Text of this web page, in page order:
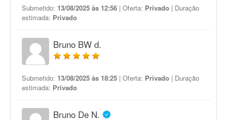
Submetido: 13/08/2025 às 12:56 | Oferta: Privado | Duração
estimada: Privado
Bruno BW d.
Submetido: 13/08/2025 às 18:25 | Oferta: Privado | Duração
estimada: Privado
Bruno De N.